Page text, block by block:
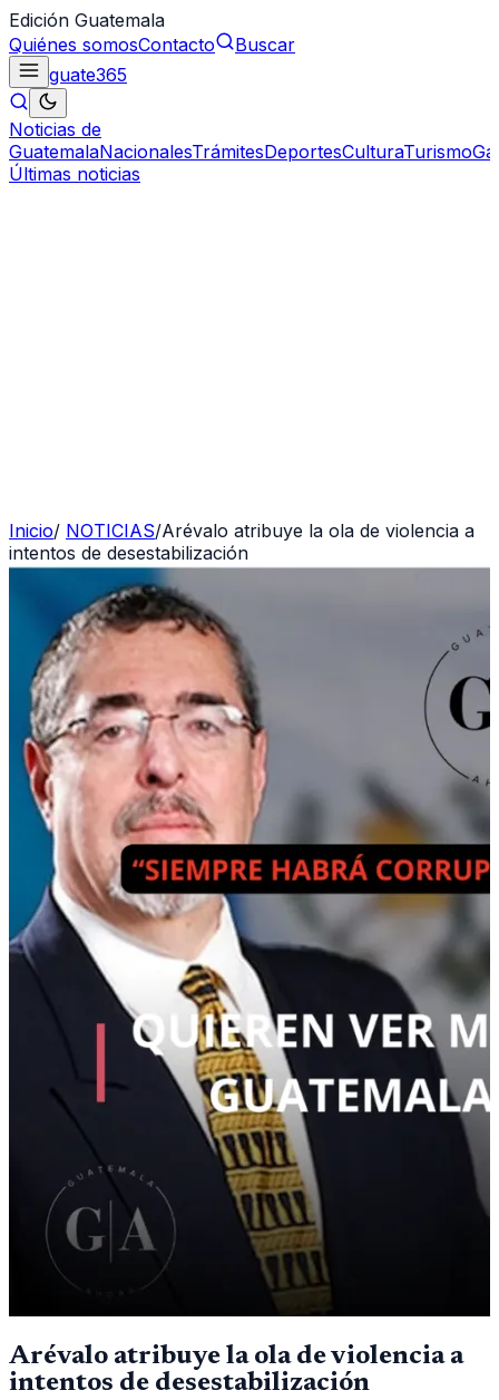
Edición Guatemala
Quiénes somosContacto
Buscar
guate365
Noticias de
GuatemalaNacionalesTrámitesDeportesCulturaTurismo
Últimas noticias
Inicio/ NOTICIAS/Arévalo atribuye la ola de violencia a
intentos de desestabilización
Arévalo atribuye la ola de violencia a
intentos de desestabilización